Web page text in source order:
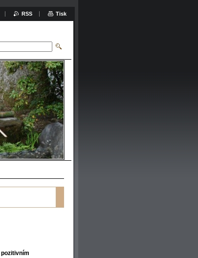
pozitivním
RSS Tisk